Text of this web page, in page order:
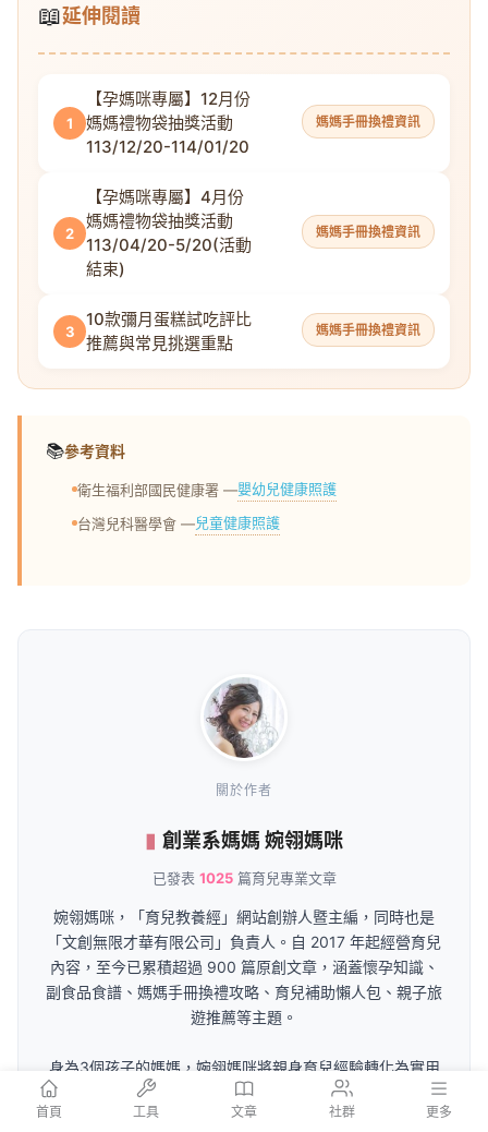
📖延伸閱讀
1
【孕媽咪專屬】12月份
媽媽禮物袋抽獎活動
113/12/20-114/01/20
媽媽手冊換禮資訊
2
【孕媽咪專屬】4月份
媽媽禮物袋抽獎活動
113/04/20-5/20(活動
結束)
媽媽手冊換禮資訊
3
10款彌月蛋糕試吃評比
推薦與常見挑選重點
媽媽手冊換禮資訊
📚參考資料
衛生福利部國民健康署 —嬰幼兒健康照護
台灣兒科醫學會 —兒童健康照護
關於作者
創業系媽媽 婉翎媽咪
已發表 1025篇育兒專業文章
婉翎媽咪，「育兒教養經」網站創辦人暨主編，同時也是
「文創無限才華有限公司」負責人。自 2017 年起經營育兒
內容，至今已累積超過 900 篇原創文章，涵蓋懷孕知識、
副食品食譜、媽媽手冊換禮攻略、育兒補助懶人包、親子旅
遊推薦等主題。
身為3個孩子的媽媽，婉翎媽咪將親身育兒經驗轉化為實用
的教養資訊，致力於幫助新手爸媽在孕期到育兒各階段都能
獲得最即時、最完整的資訊支援。文章內容不僅涵蓋政府最
首頁 工具 文章 社群 更多